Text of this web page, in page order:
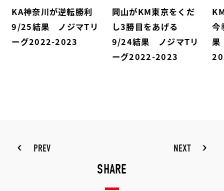
KA神奈川が逆転勝利
9/25結果 ノジマTリ
ーグ2022-2023
岡山がKM東京をくだ
し3勝目をあげる
9/24結果 ノジマTリ
ーグ2022-2023
果
PREV NEXT
SHARE